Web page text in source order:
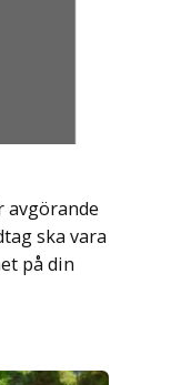
avgörande
ska vara
på din